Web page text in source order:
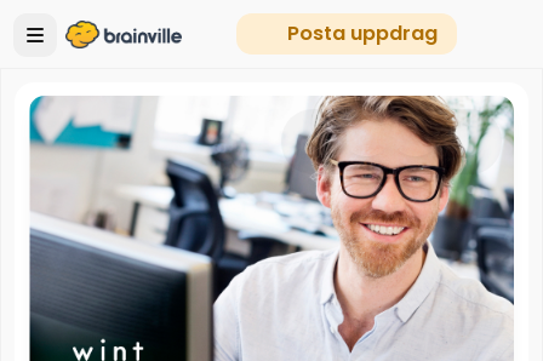
Posta uppdrag